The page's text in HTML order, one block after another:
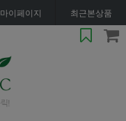
마이페이지 최근본상품